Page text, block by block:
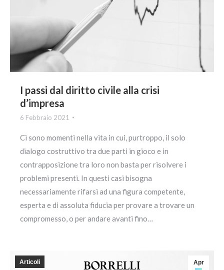
I passi dal diritto civile alla crisi
d’impresa
6 Febbraio 2021
Ci sono momenti nella vita in cui, purtroppo, il solo
dialogo costruttivo tra due parti in gioco e in
contrapposizione tra loro non basta per risolvere i
problemi presenti. In questi casi bisogna
necessariamente rifarsi ad una figura competente,
esperta e di assoluta fiducia per provare a trovare un
compromesso, o per andare avanti fino…
Apr
Articoli